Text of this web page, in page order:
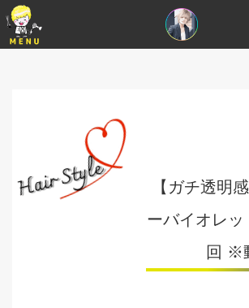
【ガチ透明
ーバイオレッ
回 ※